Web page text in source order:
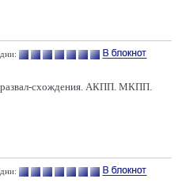
развал-схождения. АКПП. МКПП.